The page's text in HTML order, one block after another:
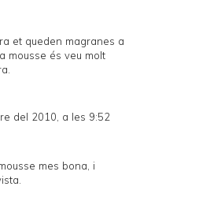
et queden magranes a
mousse és veu molt
del 2010, a les 9:52
mes bona, i